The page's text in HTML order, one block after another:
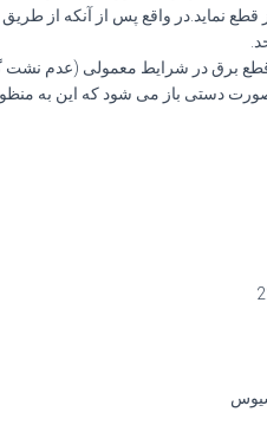
نماید.در واقع پس از آنکه از
برق در شرایط معمولی (عدم نشت
دستی باز می شود که این به